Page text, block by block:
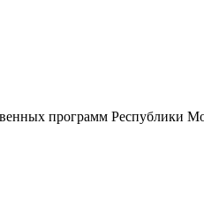
программ Республики